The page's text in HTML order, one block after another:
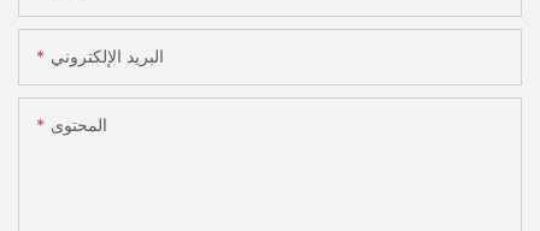
البريد الإلكتروني
المحتوى